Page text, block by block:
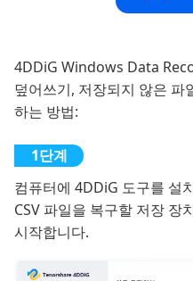
4DDiG Windows Data
덮어쓰기, 저장되지 않은 파
하는 방법:
컴퓨터에 4DDiG 도구를 설
CSV 파일을 복구할 저장 장
시작합니다.